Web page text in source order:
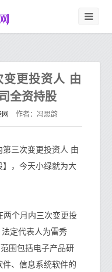
变更投资人 由
全资持股
作者：冯思韵
三次变更投资人 由
，今天小绿就为大
个月内三次变更投
定代表人为雷秀
围包括电子产品研
、信息系统软件的